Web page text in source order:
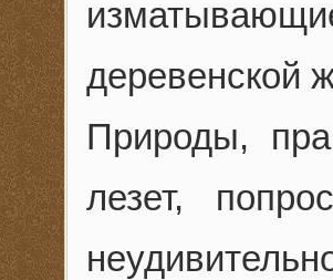
деревенской
Природы,
лезет,